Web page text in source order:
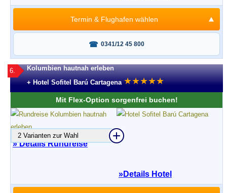
0341/12 45 800
Termin & Flughafen wählen
6.
Kolumbien hautnah erleben
+ Hotel Sofitel Barú Cartagena ★★★★★
Mit Flex-Option sorgenfrei buchen!
» Details Rundreise
2 Varianten zur Wahl
»Details Hotel